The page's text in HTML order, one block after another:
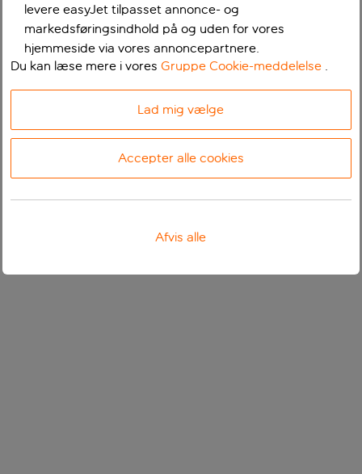
levere easyJet tilpasset annonce- og
markedsføringsindhold på og uden for vores
hjemmeside via vores annoncepartnere.
Du kan læse mere i voresGruppe Cookie-meddelelse .
Lad mig vælge
Accepter alle cookies
Afvis alle